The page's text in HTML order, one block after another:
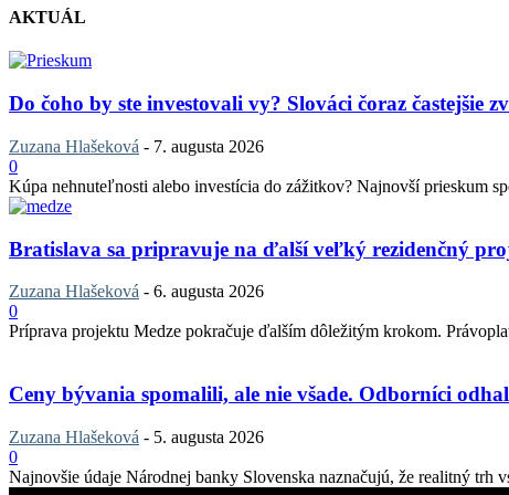
AKTUÁL
Do čoho by ste investovali vy? Slováci čoraz častejšie
Zuzana Hlašeková - 7. augusta 2026
0
Kúpa nehnuteľnosti alebo investícia do zážitkov? Najnovší prieskum
Bratislava sa pripravuje na ďalší veľký rezidenčný
Zuzana Hlašeková - 6. augusta 2026
0
Príprava projektu Medze pokračuje ďalším dôležitým krokom.
Ceny bývania spomalili, ale nie všade. Odborníci
Zuzana Hlašeková - 5. augusta 2026
0
Najnovšie údaje Národnej banky Slovenska naznačujú, že realitný trh